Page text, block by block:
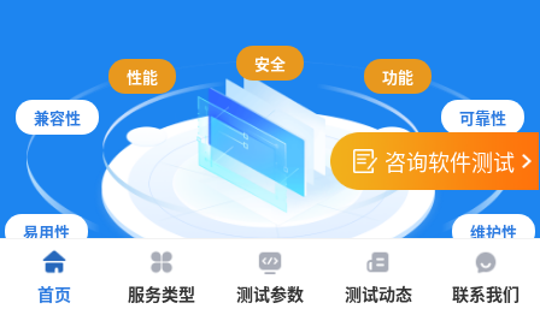
兼容性
易用性
性能
文档测试
安全
功能
可移植性
可靠性
维护性
咨询软件测试
首页 服务类型 测试参数 测试动态 联系我们